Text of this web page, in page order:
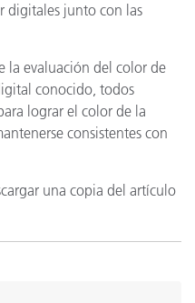
digitales junto con las
la evaluación del color de
conocido, todos
lograr el color de la
consistentes con
una copia del artículo